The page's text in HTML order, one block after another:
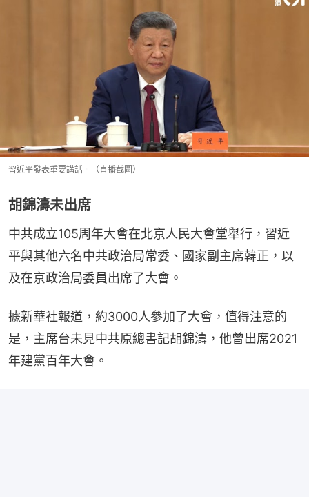
習近平發表重要講話。（直播截圖）
胡錦濤未出席
中共成立105周年大會在北京人民大會堂舉行，習近
平與其他六名中共政治局常委、國家副主席韓正，以
及在京政治局委員出席了大會。
據新華社報道，約3000人參加了大會，值得注意的
是，主席台未見中共原總書記胡錦濤，他曾出席2021
年建黨百年大會。